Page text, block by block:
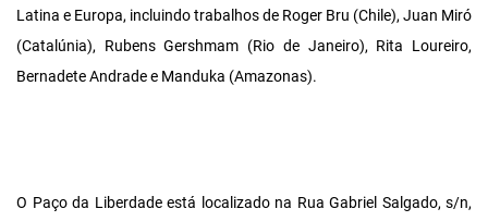
Latina e Europa, incluindo trabalhos de Roger Bru (Chile), Juan Miró
(Catalúnia), Rubens Gershmam (Rio de Janeiro), Rita Loureiro,
Bernadete Andrade e Manduka (Amazonas).
O Paço da Liberdade está localizado na Rua Gabriel Salgado, s/n,